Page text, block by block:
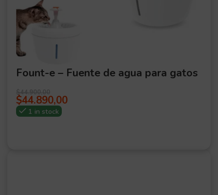
Fount-e – Fuente de agua para gatos
$
$44.890,00
1 in stock